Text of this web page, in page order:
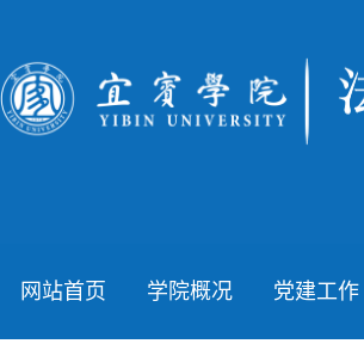
网站首页 学院概况 党建工作